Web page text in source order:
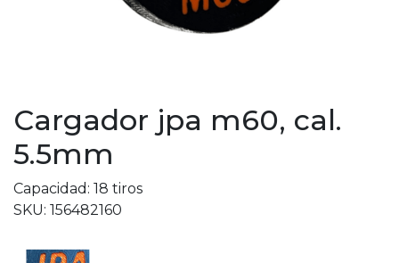
Cargador jpa m60, cal.
5.5mm
Capacidad: 18 tiros
SKU: 156482160